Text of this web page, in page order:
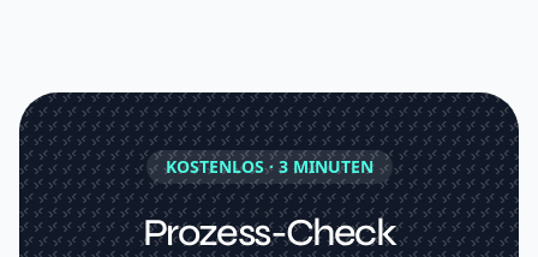
KOSTENLOS · 3 MINUTEN
Prozess-Check